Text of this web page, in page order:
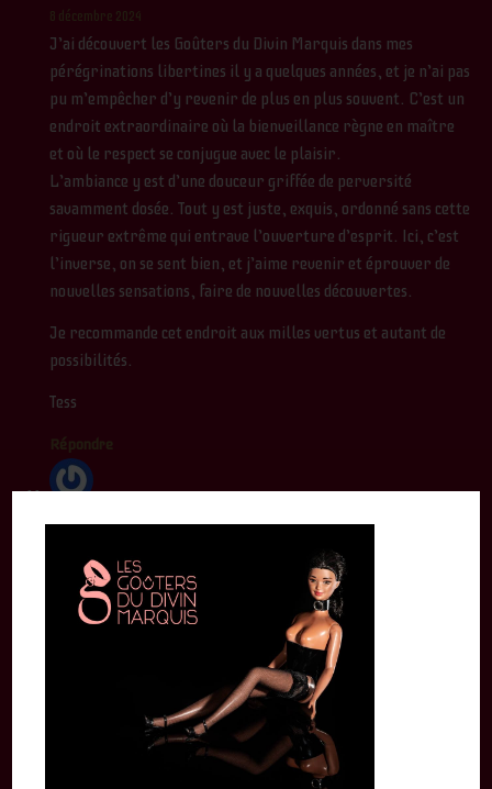
8 décembre 2024
J’ai découvert les Goûters du Divin Marquis dans mes
pérégrinations libertines il y a quelques années, et je n’ai pas
pu m’empêcher d’y revenir de plus en plus souvent. C’est un
endroit extraordinaire où la bienveillance règne en maître
et où le respect se conjugue avec le plaisir.
L’ambiance y est d’une douceur griffée de perversité
savamment dosée. Tout y est juste, exquis, ordonné sans cette
rigueur extrême qui entrave l’ouverture d’esprit. Ici, c’est
l’inverse, on se sent bien, et j’aime revenir et éprouver de
nouvelles sensations, faire de nouvelles découvertes.
Je recommande cet endroit aux milles vertus et autant de
possibilités.
Tess
Répondre
Nous avons découvert les folles nuits du divin Marquis le
19/10/2024. Nous avons été éblouis par tant d’extravagances,
tant de liberté, tant de bienveillance !
Un accueil divin par la Maitresse des lieux et une soirée
inoubliable. Moi qui adore que l’on s’occupe de mes pieds, j’ai
passé un délicieux moment sous le regard très excité de mon
mari. Tout le monde est très respectueux, ouvert et sympa.
Moi qui suis si timide, j’ai découvert plein de pratiques et